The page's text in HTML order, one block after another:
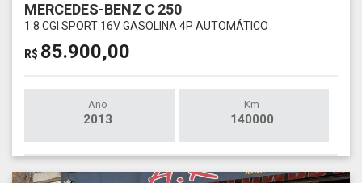
MERCEDES-BENZ C 250
1.8 CGI SPORT 16V GASOLINA 4P AUTOMÁTICO
R$ 85.900,00
Ano
2013
Km
140000